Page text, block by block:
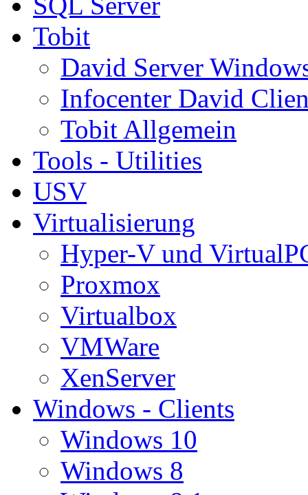
Tobit
David Server
Infocenter David
Tobit Allgemein
Tools - Utilities
USV
Virtualisierung
Hyper-V und
Proxmox
Virtualbox
VMWare
XenServer
Windows - Clients
Windows 10
Windows 8